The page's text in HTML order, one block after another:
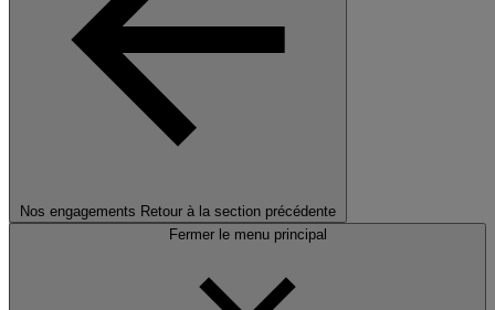
Nos engagements Retour à la section précédente
Fermer le menu principal